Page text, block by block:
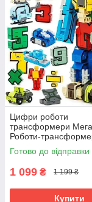
Цифри роботи
трансформери
Роботи-
10в1
Готово до відправки
1 099 ₴ 1 199 ₴
Купити